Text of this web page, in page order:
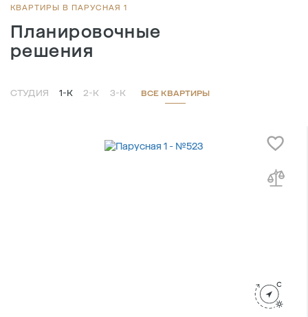
КВАРТИРЫ В ПАРУСНАЯ 1
Планировочные
решения
СТУДИЯ 1-К 2-К 3-К ВСЕ КВАРТИРЫ